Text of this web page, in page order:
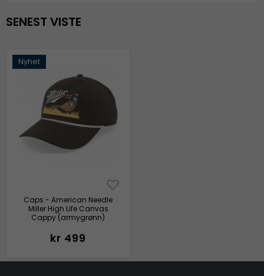
SENEST VISTE
Nyhet
Caps - American Needle
Miller High Life Canvas
Cappy (armygrønn)
kr 499